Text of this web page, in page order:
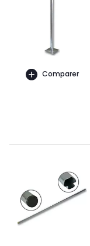
Comparer